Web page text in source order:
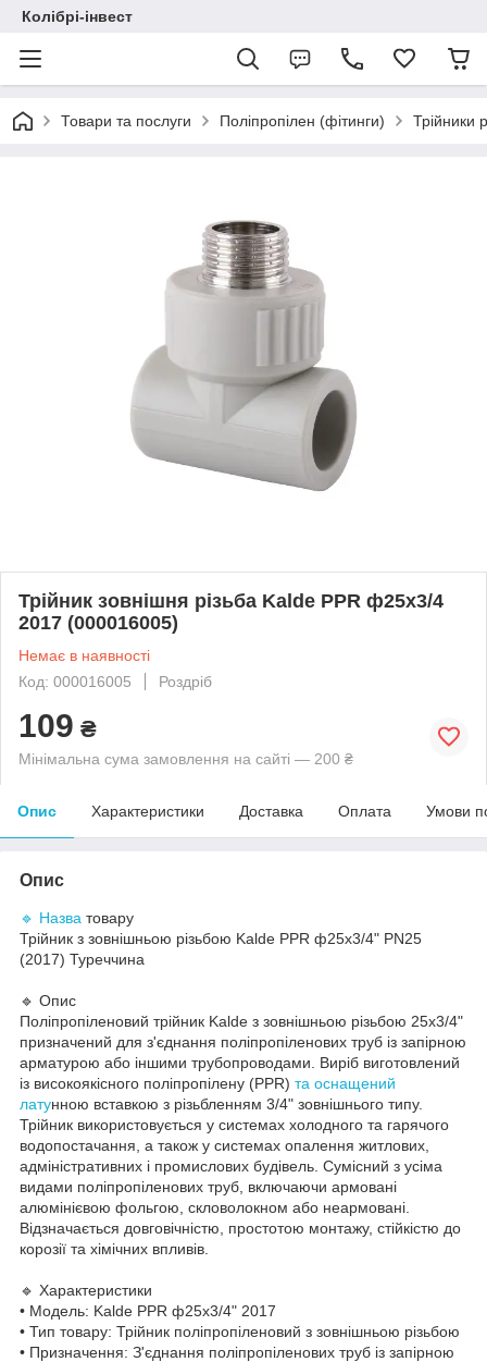
Колібрі-інвест
Товари та послуги Поліпропілен (фітинги) Трійники
Трійник зовнішня різьба Kalde PPR ф25х3/4
2017 (000016005)
Немає в наявності
Код: 000016005
Роздріб
109 ₴
Мінімальна сума замовлення на сайті — 200 ₴
Опис Характеристики Доставка Оплата Умови
Опис
🔹 Назва товару
Трійник з зовнішньою різьбою Kalde PPR ф25х3/4" PN25
(2017) Туреччина
🔹 Опис
Поліпропіленовий трійник Kalde з зовнішньою різьбою 25х3/4"
призначений для з'єднання поліпропіленових труб із запірною
арматурою або іншими трубопроводами. Виріб виготовлений
із високоякісного поліпропілену (PPR) та оснащений
латунною вставкою з різьбленням 3/4" зовнішнього типу.
Трійник використовується у системах холодного та гарячого
водопостачання, а також у системах опалення житлових,
адміністративних і промислових будівель. Сумісний з усіма
видами поліпропіленових труб, включаючи армовані
алюмінієвою фольгою, скловолокном або неармовані.
Відзначається довговічністю, простотою монтажу, стійкістю до
корозії та хімічних впливів.
🔹 Характеристики
• Модель: Kalde PPR ф25х3/4" 2017
• Тип товару: Трійник поліпропіленовий з зовнішньою різьбою
• Призначення: З'єднання поліпропіленових труб із запірною